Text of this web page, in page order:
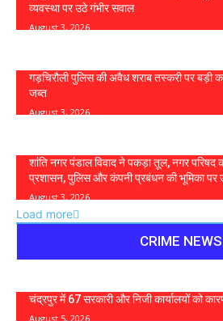
व्यवस्था पर उठे गंभीर सवाल
August 3, 2026
गड़चिरौली पुलिस की अवैध शराब तस्करी पर बड़ी
जब्त
August 3, 2026
शांति नगर पंडाल विवाद ने पकड़ा तूल, नगर परिषद
प्रशासन, पुलिस और कंपनी प्रबंधन की भूमिका पर
August 3, 2026
Load more
CRIME NEWS
चंद्रपुर में 67 सरकारी और निजी कार्यालयों को
August 5, 2026